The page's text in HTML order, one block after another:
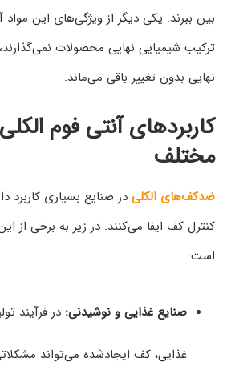
بین ببرند. یکی دیگر از ویژگی‌های این
ترکیب شیمیایی نهایی محصولات
نهایی بدون تغییر باقی می‌ماند.
کاربردهای آنتی فوم
مختلف
ضدکف‌های الکلی در صنایع بسیاری کاربرد
کنترل کف ایفا می‌کنند. در زیر به برخی از
است:
صنایع غذایی و نوشیدنی: در فرآیند
غذایی، کف ایجادشده می‌تواند